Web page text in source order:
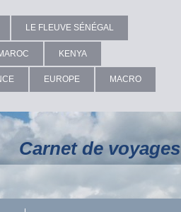
LE FLEUVE SÉNÉGAL
KENYA
EUROPE MACRO
Carnet de voyages